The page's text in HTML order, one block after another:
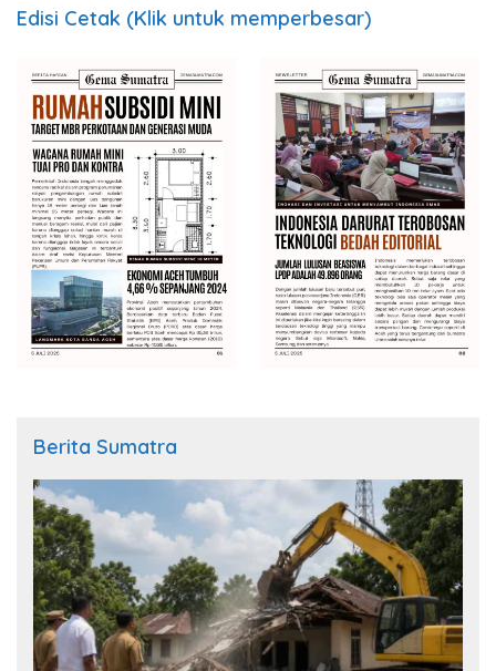
Edisi Cetak (Klik untuk memperbesar)
Berita Sumatra